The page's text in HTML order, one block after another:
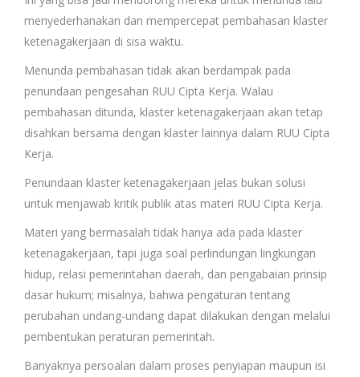
menyederhanakan dan mempercepat pembahasan klaster
ketenagakerjaan di sisa waktu.
Menunda pembahasan tidak akan berdampak pada
penundaan pengesahan RUU Cipta Kerja. Walau
pembahasan ditunda, klaster ketenagakerjaan akan tetap
disahkan bersama dengan klaster lainnya dalam RUU Cipta
Kerja.
Penundaan klaster ketenagakerjaan jelas bukan solusi
untuk menjawab kritik publik atas materi RUU Cipta Kerja.
Materi yang bermasalah tidak hanya ada pada klaster
ketenagakerjaan, tapi juga soal perlindungan lingkungan
hidup, relasi pemerintahan daerah, dan pengabaian prinsip
dasar hukum; misalnya, bahwa pengaturan tentang
perubahan undang-undang dapat dilakukan dengan melalui
pembentukan peraturan pemerintah.
Banyaknya persoalan dalam proses penyiapan maupun isi